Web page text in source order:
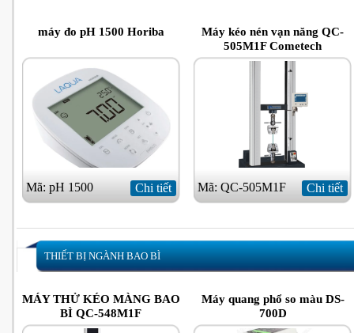
máy đo pH 1500 Horiba
Mã: pH 1500 Chi tiết
Máy kéo nén vạn năng QC-
505M1F Cometech
Mã: QC-505M1F Chi tiết
THIẾT BỊ NGÀNH BAO BÌ
MÁY THỬ KÉO MÀNG BAO
BÌ QC-548M1F
Máy quang phổ so màu DS-
700D